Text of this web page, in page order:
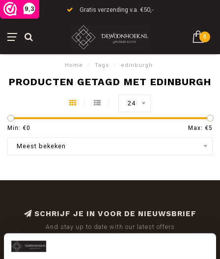
9,3 Gratis verzending v.a. €50,-
0
Home / Tags / edinburgh
PRODUCTEN GETAGD MET EDINBURGH
24
Min: €0 Max: €5
Meest bekeken
SCHRIJF JE IN VOOR DE NIEUWSBRIEF
And stay up to date with our latest offers